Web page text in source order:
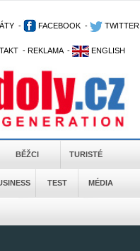
- FACEBOOK - TWITTER
- REKLAMA - ENGLISH
BĚŽCI TURISTÉ
TEST MÉDIA